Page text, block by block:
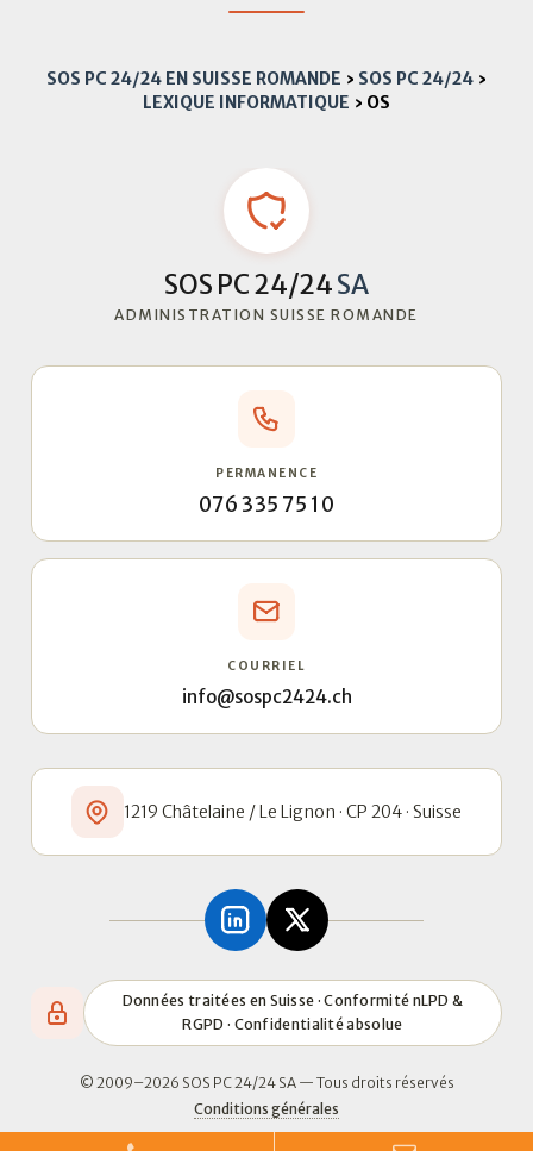
SOS PC 24/24 EN SUISSE ROMANDE › SOS PC 24/24 ›
LEXIQUE INFORMATIQUE › OS
SOS PC 24/24SA
ADMINISTRATION SUISSE ROMANDE
PERMANENCE
076 335 75 10
COURRIEL
info@sospc2424.ch
1219 Châtelaine / Le Lignon · CP 204 · Suisse
Données traitées en Suisse · Conformité nLPD &
RGPD · Confidentialité absolue
© 2009–2026 SOS PC 24/24 SA — Tous droits réservés
Conditions générales